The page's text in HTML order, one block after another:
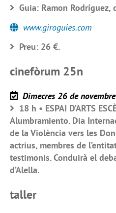
Guia: Ramon Rodríguez,
www.giroguies.com
Preu: 26 €.
cinefòrum 25n
Dimecres 26 de novembre
18 h • ESPAI D’ARTS
Alumbramiento. Dia
de la Violència vers les
actrius, membres de
testimonis. Conduirà el
d’Alella.
taller